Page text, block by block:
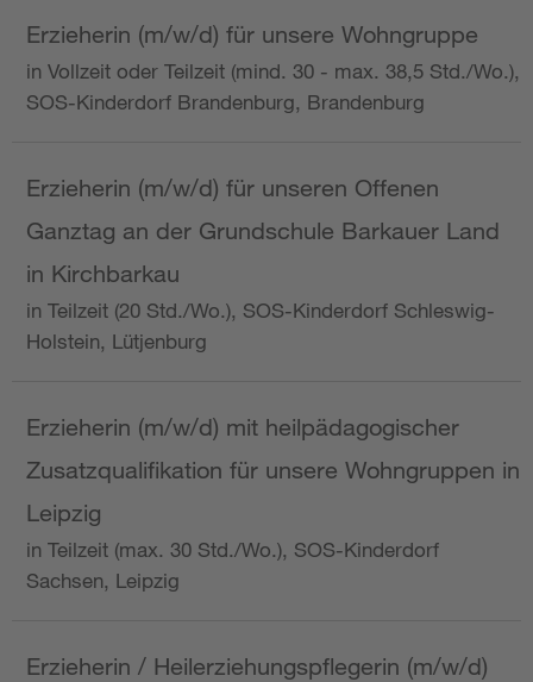
Erzieherin (m/w/d) für unsere Wohngruppe
in Vollzeit oder Teilzeit (mind. 30 - max. 38,5 Std./Wo.),
SOS-Kinderdorf Brandenburg, Brandenburg
Erzieherin (m/w/d) für unseren Offenen
Ganztag an der Grundschule Barkauer Land
in Kirchbarkau
in Teilzeit (20 Std./Wo.), SOS-Kinderdorf Schleswig-
Holstein, Lütjenburg
Erzieherin (m/w/d) mit heilpädagogischer
Zusatzqualifikation für unsere Wohngruppen in
Leipzig
in Teilzeit (max. 30 Std./Wo.), SOS-Kinderdorf
Sachsen, Leipzig
Erzieherin / Heilerziehungspflegerin (m/w/d)